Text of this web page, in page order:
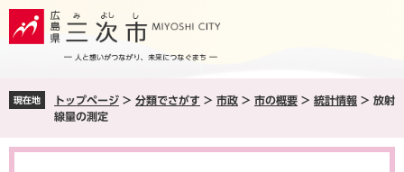
ペ
ジ
メ
ュ
現在地 トップページ > 分類でさがす > 市政 > 市の概要 > 統計情報 > 放射
線量の測定
本